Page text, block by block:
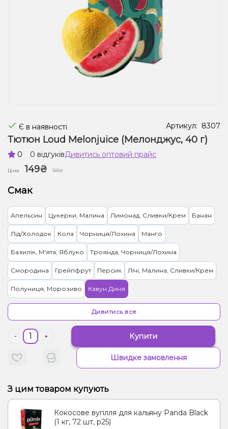
Рідини для електронних сигарет
Подарункові набори
Є в наявності Артикул: 8307
Тютюн Loud Melonjuice (Мелонджус, 40 г)
0 0 відгуківДивитись оптовий прайс
Ціна: 149₴ 160₴
Смак
Апельсин Цукерки, Малина Лимонад, Сливки/Крем Банан
Лід/Холодок Кола Чорниця/Лохина Манго
Базилік, М'ята, Яблуко Троянда, Чорниця/Лохина
Смородина Грейпфрут Персик Лічі, Малина, Сливки/Крем
Полуниця, Морозиво Кавун Диня
Маракуя Малина Манго, Енергетик
Цукерки, Мультифрукт
Морозиво, Папайя Манго, Персик, Прянощі/Спеції
Вишня/Черешня, Йогурт, Сливки/Крем Ялинка, Ягоди
Гуава, Цитруси Апельсин, Ананас, Манго, Маракуя
Дивитись все
- + Купити
Швидке замовлення
З цим товаром купують
Кокосове вугілля для кальяну Panda Black
(1 кг, 72 шт, р25)